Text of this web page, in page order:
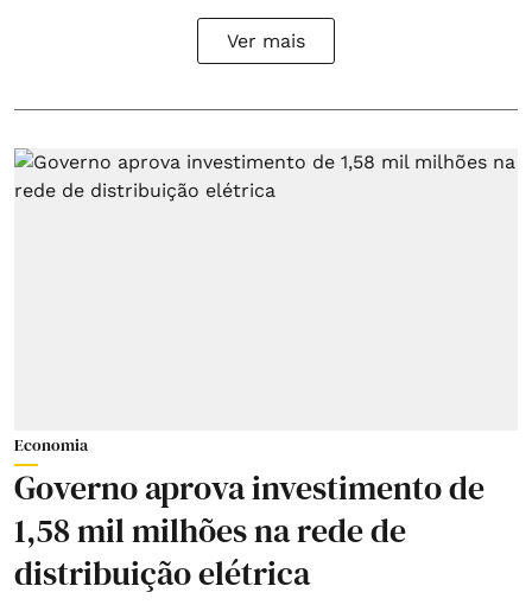
Ver mais
Economia
Governo aprova investimento de
1,58 mil milhões na rede de
distribuição elétrica